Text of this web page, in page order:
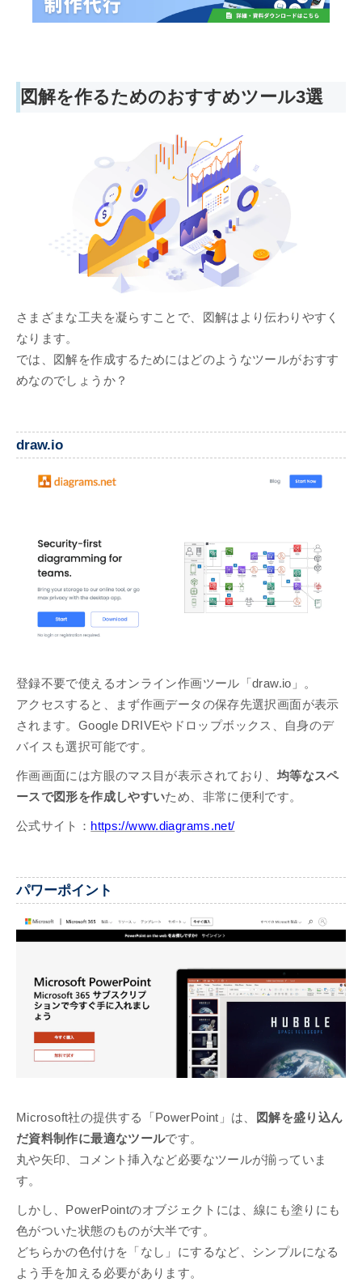
図解を作るためのおすすめツール3選
さまざまな工夫を凝らすことで、図解はより伝わりやすく
なります。
では、図解を作成するためにはどのようなツールがおすす
めなのでしょうか？
draw.io
登録不要で使えるオンライン作画ツール「draw.io」。
アクセスすると、まず作画データの保存先選択画面が表示
されます。Google DRIVEやドロップボックス、自身のデ
バイスも選択可能です。
作画画面には方眼のマス目が表示されており、 均等なスペ
ースで図形を作成しやすいため、非常に便利です。
公式サイト： https://www.diagrams.net/
パワーポイント
Microsoft社の提供する「PowerPoint」は、
図解を盛り込ん
だ資料制作に最適なツールです。
丸や矢印、コメント挿入など必要なツールが揃っていま
す。
しかし、PowerPointのオブジェクトには、線にも塗りにも
色がついた状態のものが大半です。
どちらかの色付けを「なし」にするなど、シンプルになる
よう手を加える必要があります。